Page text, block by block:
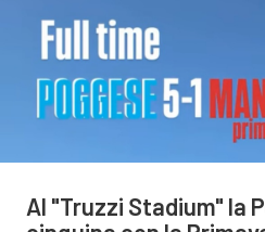
Al "Truzzi Stadium" la